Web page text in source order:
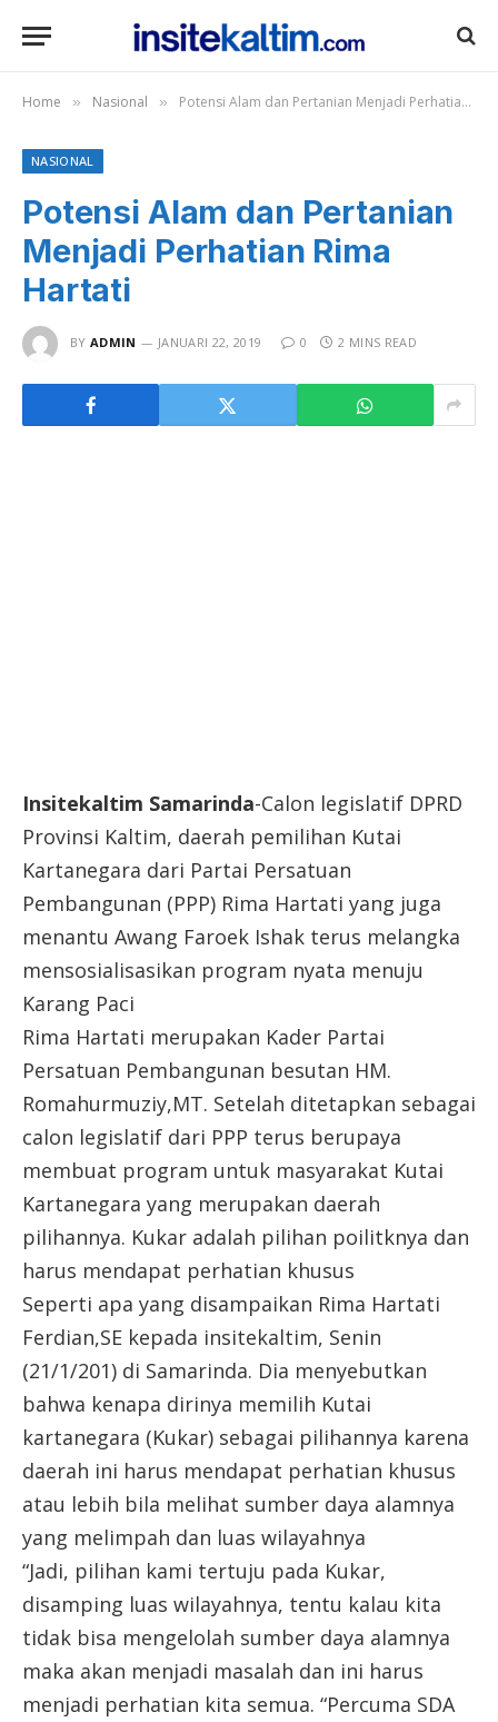
Home » Nasional » Potensi Alam dan Pertanian Menjadi Perhatian Rima Hartati
NASIONAL
Potensi Alam dan Pertanian
Menjadi Perhatian Rima
Hartati
BY ADMIN JANUARI 22, 2019 0 2 MINS READ
Insitekaltim Samarinda-Calon legislatif DPRD
Provinsi Kaltim, daerah pemilihan Kutai
Kartanegara dari Partai Persatuan
Pembangunan (PPP) Rima Hartati yang juga
menantu Awang Faroek Ishak terus melangka
mensosialisasikan program nyata menuju
Karang Paci
Rima Hartati merupakan Kader Partai
Persatuan Pembangunan besutan HM.
Romahurmuziy,MT. Setelah ditetapkan sebagai
calon legislatif dari PPP terus berupaya
membuat program untuk masyarakat Kutai
Kartanegara yang merupakan daerah
pilihannya. Kukar adalah pilihan poilitknya dan
harus mendapat perhatian khusus
Seperti apa yang disampaikan Rima Hartati
Ferdian,SE kepada insitekaltim, Senin
(21/1/201) di Samarinda. Dia menyebutkan
bahwa kenapa dirinya memilih Kutai
kartanegara (Kukar) sebagai pilihannya karena
daerah ini harus mendapat perhatian khusus
atau lebih bila melihat sumber daya alamnya
yang melimpah dan luas wilayahnya
“Jadi, pilihan kami tertuju pada Kukar,
disamping luas wilayahnya, tentu kalau kita
tidak bisa mengelolah sumber daya alamnya
maka akan menjadi masalah dan ini harus
menjadi perhatian kita semua. “Percuma SDA